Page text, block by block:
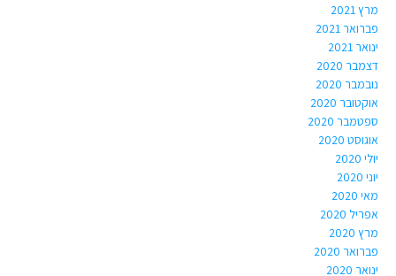
מרץ 2021
פברואר 2021
ינואר 2021
דצמבר 2020
נובמבר 2020
אוקטובר 2020
ספטמבר 2020
אוגוסט 2020
יולי 2020
יוני 2020
מאי 2020
אפריל 2020
מרץ 2020
פברואר 2020
ינואר 2020